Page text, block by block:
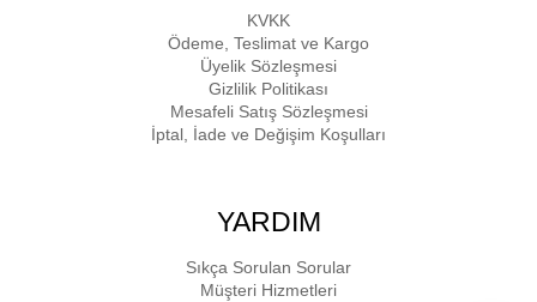
KVKK
Ödeme, Teslimat ve Kargo
Üyelik Sözleşmesi
Gizlilik Politikası
Mesafeli Satış Sözleşmesi
İptal, İade ve Değişim Koşulları
YARDIM
Sıkça Sorulan Sorular
Müşteri Hizmetleri